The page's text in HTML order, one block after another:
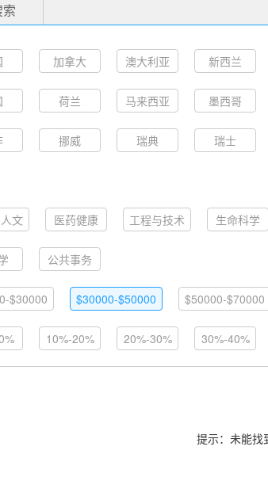
加拿大 澳大利亚 新西兰
荷兰 马来西亚 墨西哥
挪威 瑞典 瑞士
文 医药健康 工程与技术 生命科学
公共事务
$30000 $30000-$50000 $50000-$70000
10%-20% 20%-30% 30%-40%
提示：未能找